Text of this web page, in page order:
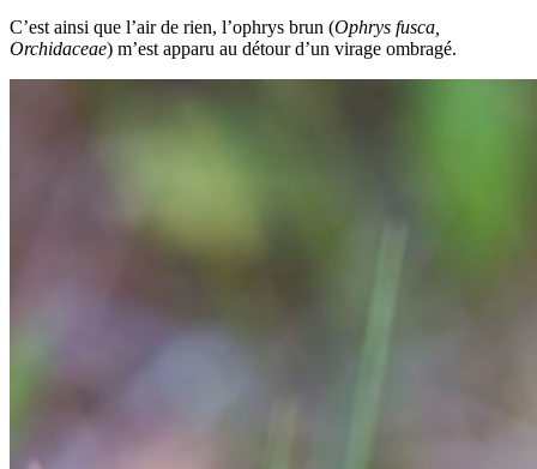
C’est ainsi que l’air de rien, l’ophrys brun (Ophrys fusca,
Orchidaceae) m’est apparu au détour d’un virage ombragé.